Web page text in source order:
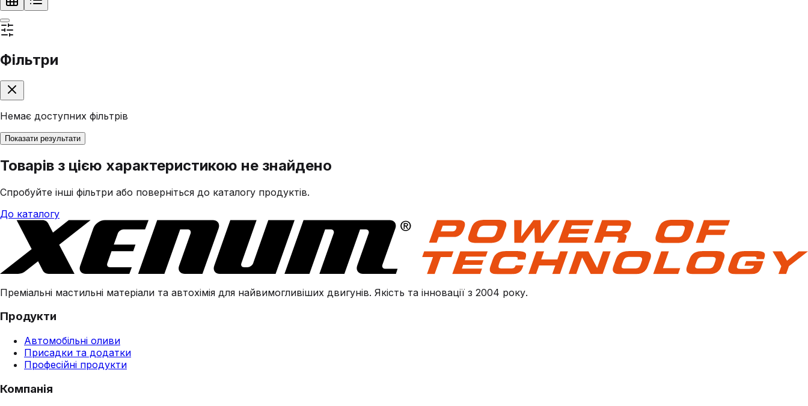
Фільтри
Немає доступних фільтрів
Показати результати
Товарів з цією характеристикою не знайдено
Спробуйте інші фільтри або поверніться до каталогу продуктів.
До каталогу
Преміальні мастильні матеріали та автохімія для найвимогливіших двигунів. Якість та інновації з 2004 року.
Продукти
Автомобільні оливи
Присадки та додатки
Професійні продукти
Компанія